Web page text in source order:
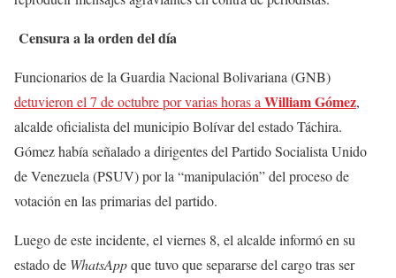
Censura a la orden del día
Funcionarios de la Guardia Nacional Bolivariana (GNB)
detuvieron el 7 de octubre por varias horas a William Gómez,
alcalde oficialista del municipio Bolívar del estado Táchira.
Gómez había señalado a dirigentes del Partido Socialista Unido
de Venezuela (PSUV) por la “manipulación” del proceso de
votación en las primarias del partido.
Luego de este incidente, el viernes 8, el alcalde informó en su
estado de WhatsAppque tuvo que separarse del cargo tras ser